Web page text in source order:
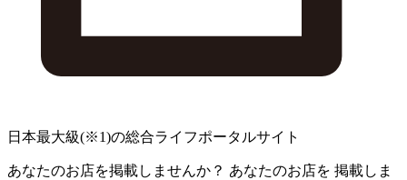
日本最大級(※1)の総合ライフポータルサイト
あなたのお店を掲載しませんか？ あなたのお店を 掲載しま